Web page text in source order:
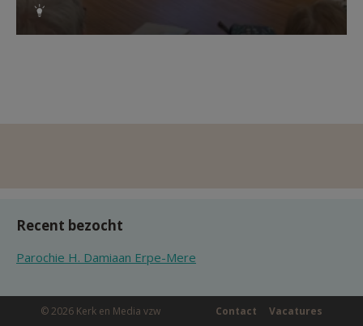
Recent bezocht
Parochie H. Damiaan Erpe-Mere
© 2026 Kerk en Media vzw Vacatures
Contact